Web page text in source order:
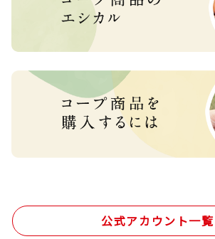
公式アカウント一覧